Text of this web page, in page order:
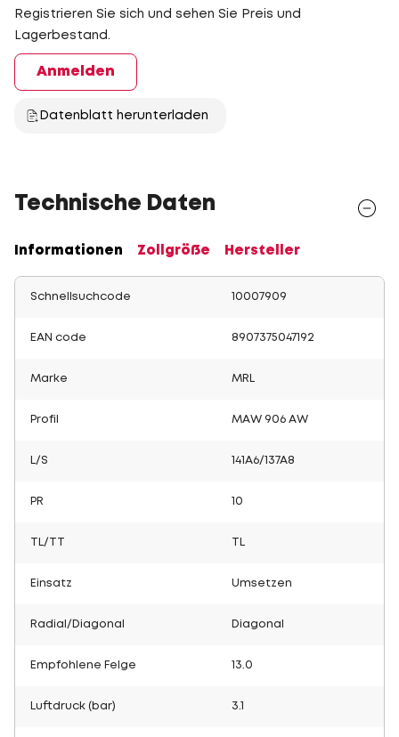
Registrieren Sie sich und sehen Sie Preis und
Lagerbestand.
Anmelden
Datenblatt herunterladen
Technische Daten
Informationen Zollgröße Hersteller
Schnellsuchcode 10007909
EAN code 8907375047192
Marke MRL
Profil MAW 906 AW
L/S 141A6/137A8
PR 10
TL/TT
Einsatz Umsetzen
Radial/Diagonal Diagonal
Empfohlene Felge 13.0
Luftdruck (bar) 3.1